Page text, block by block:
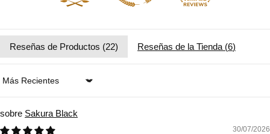
Reseñas de Productos (22) Reseñas de la Tienda (6)
Sort by
Sakura Black
30/07/2026